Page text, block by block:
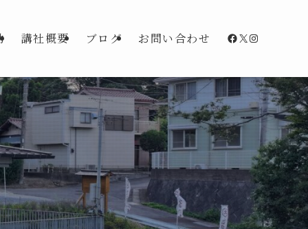
講社概要 ブログ お問い合わせ Facebook
X